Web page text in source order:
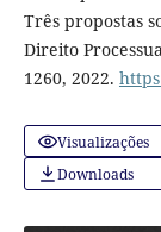
Três propostas
Direito
1260, 2022.
Visualizações
Downloads